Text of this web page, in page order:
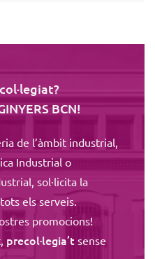
BCN!
de l’àmbit industrial,
Industrial o
sol·licita la
els serveis.
promocions!
precol·legia’t sense